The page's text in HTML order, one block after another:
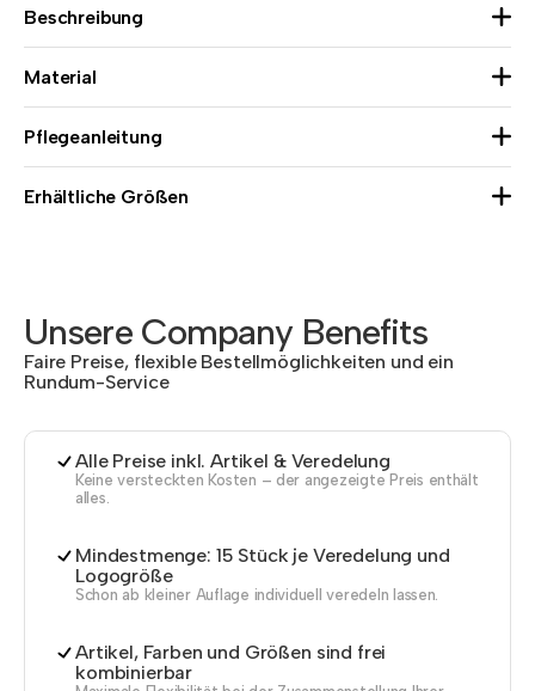
Beschreibung
Material
Pflegeanleitung
Erhältliche Größen
Unsere Company Benefits
Faire Preise, flexible Bestellmöglichkeiten und ein
Rundum-Service
Alle Preise inkl. Artikel & Veredelung
Keine versteckten Kosten – der angezeigte Preis enthält
alles.
Mindestmenge: 15 Stück je Veredelung und
Logogröße
Schon ab kleiner Auflage individuell veredeln lassen.
Artikel, Farben und Größen sind frei
kombinierbar